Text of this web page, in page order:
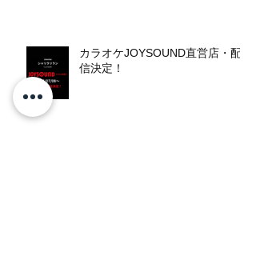
カラオケJOYSOUND直営店・配
信決定！